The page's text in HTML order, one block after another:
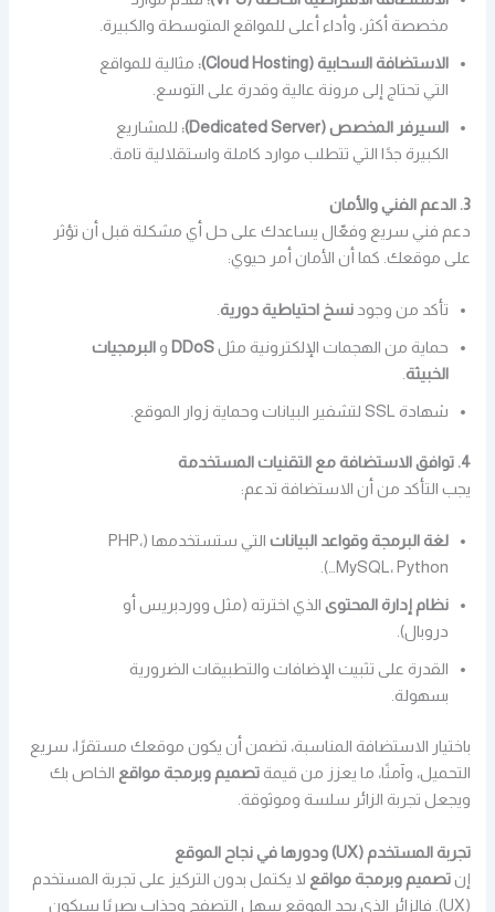
مخصصة أكثر، وأداء أعلى للمواقع المتوسطة والكبيرة.
الاستضافة السحابية (Cloud Hosting):
مثالية للمواقع
التي تحتاج إلى مرونة عالية وقدرة على التوسع.
السيرفر المخصص (Dedicated Server):
للمشاريع
الكبيرة جدًا التي تتطلب موارد كاملة واستقلالية تامة.
3. الدعم الفني والأمان
دعم فني سريع وفعّال يساعدك على حل أي مشكلة قبل أن تؤثر
على موقعك. كما أن الأمان أمر حيوي:
تأكد من وجودنسخ احتياطية دورية.
حماية من الهجمات الإلكترونية مثلDDoS والبرمجيات
الخبيثة.
شهادة SSL لتشفير البيانات وحماية زوار الموقع.
4. توافق الاستضافة مع التقنيات المستخدمة
يجب التأكد من أن الاستضافة تدعم:
لغة البرمجة وقواعد البيانات
التي ستستخدمها (PHP،
MySQL، Python…).
نظام إدارة المحتوى الذي اخترته (مثل ووردبريس أو
دروبال).
القدرة على تثبيت الإضافات والتطبيقات الضرورية
بسهولة.
باختيار الاستضافة المناسبة، تضمن أن يكون موقعك مستقرًا، سريع
التحميل، وآمنًا، ما يعزز من قيمةتصميم وبرمجة مواقع الخاص بك
ويجعل تجربة الزائر سلسة وموثوقة.
تجربة المستخدم (UX) ودورها في نجاح الموقع
إنتصميم وبرمجة مواقع لا يكتمل بدون التركيز على تجربة المستخدم
(UX). فالزائر الذي يجد الموقع سهل التصفح وجذاب بصريًا سيكون